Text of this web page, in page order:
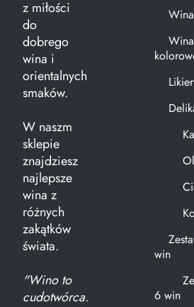
z miłości
do
dobrego
wina i
orientalnych
smaków.
W naszm
sklepie
znajdziesz
najlepsze
wina z
różnych
zakątków
świata.
"Wino to
cudotwórca.
Wina
Wina
win
6 win